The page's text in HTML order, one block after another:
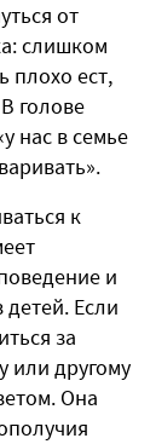
от
слишком
плохо ест,
голове
нас в семье
к
и
Если
за
или другому
Она